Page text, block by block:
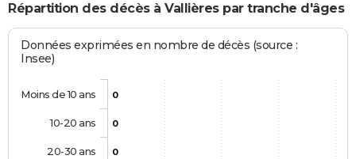
Répartition des décès à Vallières par tranche d'âges
Données exprimées en nombre de décès (source :
Insee)
0
0
0
Moins de 10 ans
10-20 ans
20-30 ans